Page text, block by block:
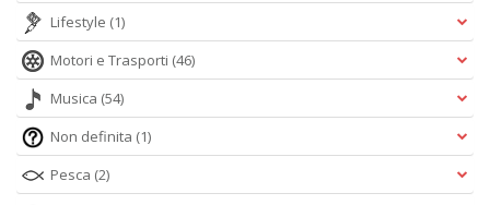
Lifestyle (1)
Motori e Trasporti (46)
Musica (54)
Non definita (1)
Pesca (2)